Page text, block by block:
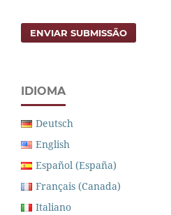
ENVIAR SUBMISSÃO
IDIOMA
Deutsch
English
Español (España)
Français (Canada)
Italiano